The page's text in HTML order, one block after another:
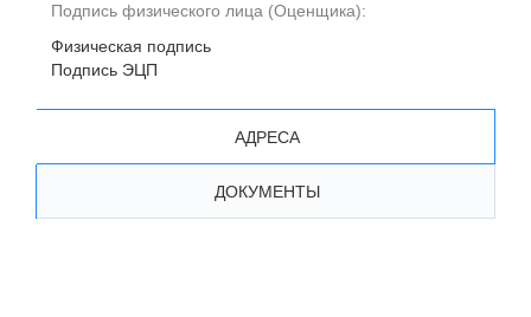
Подпись физического лица (Оценщика):
Физическая подпись
Подпись ЭЦП
АДРЕСА
ДОКУМЕНТЫ